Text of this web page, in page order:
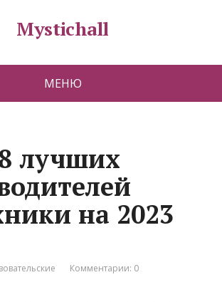
Mystichall
МЕНЮ
лучших
на 2023
Комментарии: 0